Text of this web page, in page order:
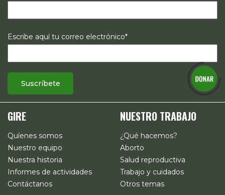
Escribe aquí tu correo electrónico*
GIRE
Quíenes somos
Nuestro equipo
Nuestra historia
Informes de actividades
Contáctanos
NUESTRO TRABAJO
¿Qué hacemos?
Aborto
Salud reproductiva
Trabajo y cuidados
Otros temas